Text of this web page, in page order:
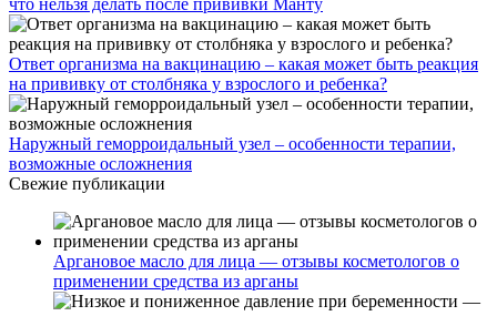
что нельзя делать после прививки Манту
Ответ организма на вакцинацию – какая может быть реакция
на прививку от столбняка у взрослого и ребенка?
Наружный геморроидальный узел – особенности терапии,
возможные осложнения
Свежие публикации
Аргановое масло для лица — отзывы косметологов о
применении средства из арганы